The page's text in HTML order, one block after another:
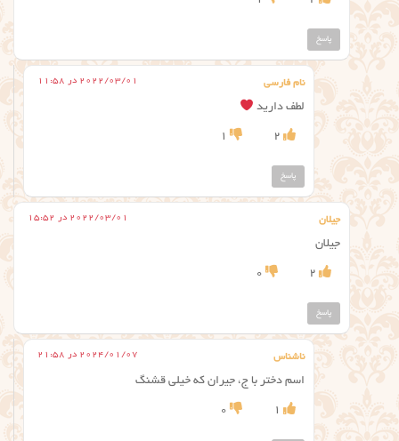
پاسخ
نام فارسی 2022/03/01 در 11:58
لطف دارید
2
1
پاسخ
جیلان 2022/03/01 در 15:52
جیلان
2
0
پاسخ
ناشناس 2024/01/07 در 21:58
اسم دختر با ج، جیران که خیلی قشنگ
1
0